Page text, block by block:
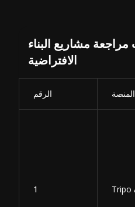
مراجعة مشاريع البناء
الافتراضية
الرقم المنصة
1 Tripo